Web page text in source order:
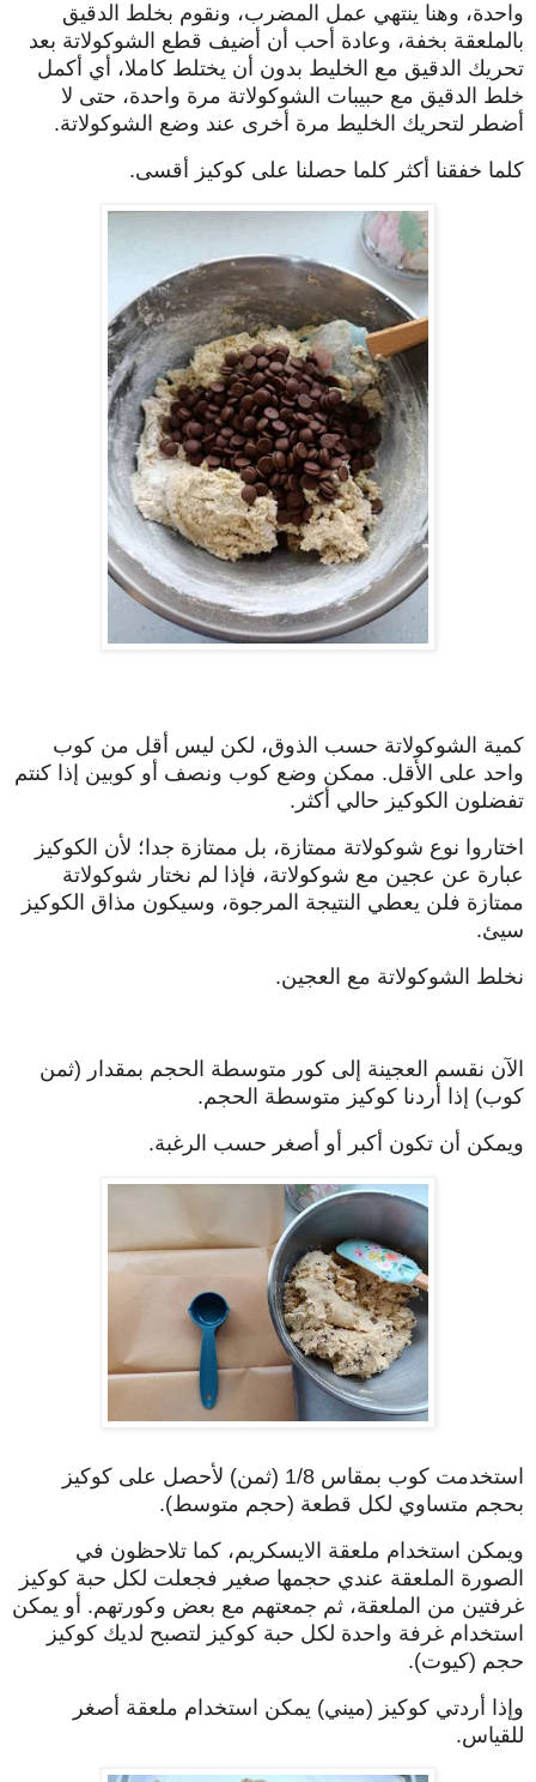
واحدة، وهنا ينتهي عمل المضرب، ونقوم بخلط الدقيق
بالملعقة بخفة، وعادة أحب أن أضيف قطع الشوكولاتة بعد
تحريك الدقيق مع الخليط بدون أن يختلط كاملا، أي أكمل
خلط الدقيق مع حبيبات الشوكولاتة مرة واحدة، حتى لا
أضطر لتحريك الخليط مرة أخرى عند وضع الشوكولاتة.
كلما خفقنا أكثر كلما حصلنا على كوكيز أقسى.
كمية الشوكولاتة حسب الذوق، لكن ليس أقل من كوب
واحد على الأقل. ممكن وضع كوب ونصف أو كوبين إذا كنتم
تفضلون الكوكيز حالي أكثر.
اختاروا نوع شوكولاتة ممتازة، بل ممتازة جدا؛ لأن الكوكيز
عبارة عن عجين مع شوكولاتة، فإذا لم نختار شوكولاتة
ممتازة فلن يعطي النتيجة المرجوة، وسيكون مذاق الكوكيز
سيئ.
نخلط الشوكولاتة مع العجين.
الآن نقسم العجينة إلى كور متوسطة الحجم بمقدار (ثمن
كوب) إذا أردنا كوكيز متوسطة الحجم.
ويمكن أن تكون أكبر أو أصغر حسب الرغبة.
استخدمت كوب بمقاس 1/8 (ثمن) لأحصل على كوكيز
بحجم متساوي لكل قطعة (حجم متوسط).
ويمكن استخدام ملعقة الايسكريم، كما تلاحظون في
الصورة الملعقة عندي حجمها صغير فجعلت لكل حبة كوكيز
غرفتين من الملعقة، ثم جمعتهم مع بعض وكورتهم. أو يمكن
استخدام غرفة واحدة لكل حبة كوكيز لتصبح لديك كوكيز
حجم (كيوت).
وإذا أردتي كوكيز (ميني) يمكن استخدام ملعقة أصغر
للقياس.